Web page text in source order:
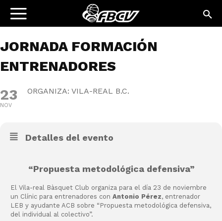
JORNADA FORMACIÓN
ENTRENADORES
23
NOV
ORGANIZA: VILA-REAL B.C.
Detalles del evento
“Propuesta metodológica defensiva”
El Vila-real Bàsquet Club organiza para el día 23 de noviembre
un Clínic para entrenadores con Antonio Pérez, entrenador
LEB y ayudante ACB sobre “Propuesta metodológica defensiva,
del individual al colectivo”.